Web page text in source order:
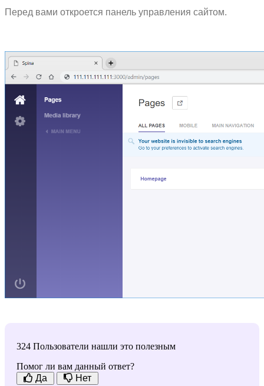
Перед вами откроется панель управления сайтом.
324 Пользователи нашли это полезным
Помог ли вам данный ответ?
Да
Нет